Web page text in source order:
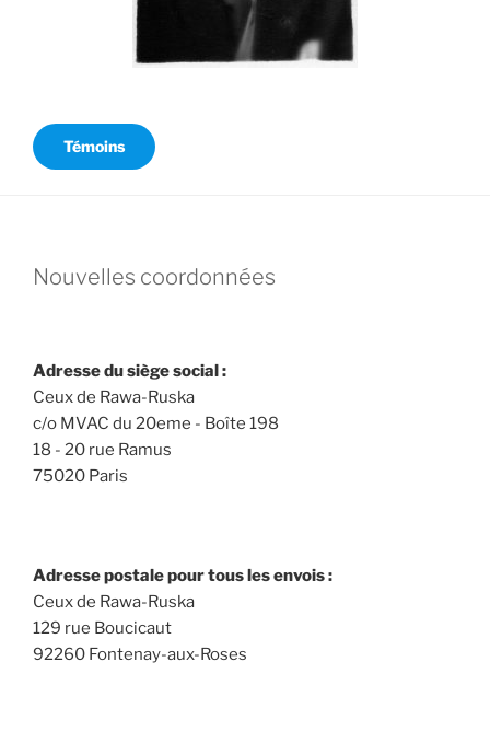
Témoins
Nouvelles coordonnées
Adresse du siège social :
Ceux de Rawa-Ruska
c/o MVAC du 20eme - Boîte 198
18 - 20 rue Ramus
75020 Paris
Adresse postale pour tous les envois :
Ceux de Rawa-Ruska
129 rue Boucicaut
92260 Fontenay-aux-Roses